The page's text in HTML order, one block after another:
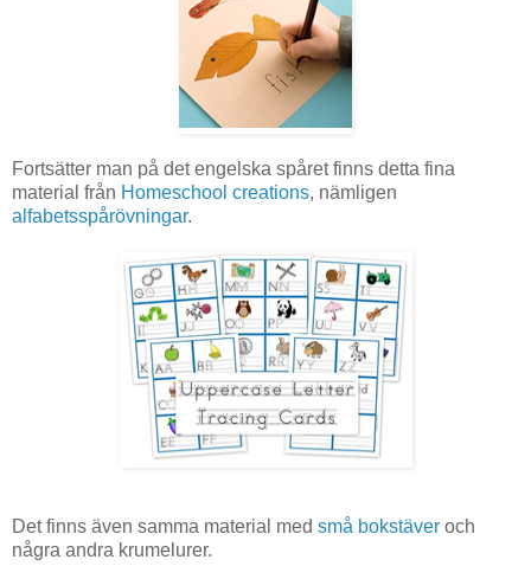
Fortsätter man på det engelska spåret finns detta fina
material från Homeschool creations, nämligen
alfabetsspårövningar.
Det finns även samma material med små bokstäver och
några andra krumelurer.